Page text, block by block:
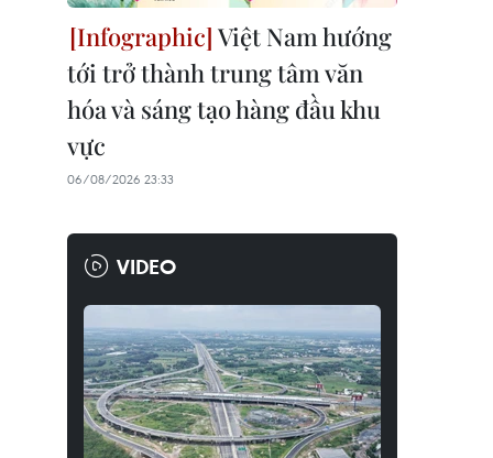
Việt Nam hướng
tới trở thành trung tâm văn
hóa và sáng tạo hàng đầu khu
vực
06/08/2026 23:33
VIDEO